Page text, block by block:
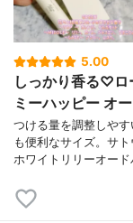
5.00
しっかり香る♡ロ
ミーハッピー オ
つける量を調整しや
も便利なサイズ。サ
ホワイトリリーオー